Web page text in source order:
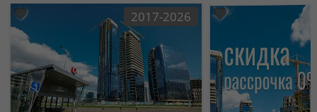
2017-2026